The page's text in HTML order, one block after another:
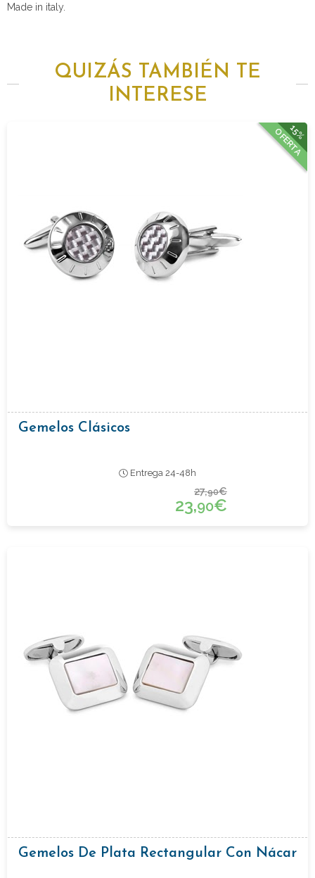
Made in italy.
QUIZÁS TAMBIÉN TE
INTERESE
15%
OFERTA
Gemelos Clásicos
Entrega 24-48h
27,90€
23,90€
Gemelos De Plata Rectangular Con Nácar